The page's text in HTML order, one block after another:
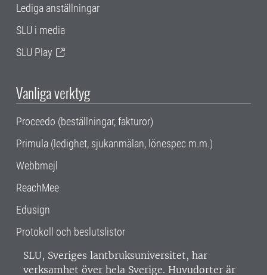
Lediga anställningar
SLU i media
SLU Play
Vanliga verktyg
Proceedo (beställningar, fakturor)
Primula (ledighet, sjukanmälan, lönespec m.m.)
Webbmejl
ReachMee
Edusign
Protokoll och beslutslistor
SLU, Sveriges lantbruksuniversitet, har
verksamhet över hela Sverige. Huvudorter är